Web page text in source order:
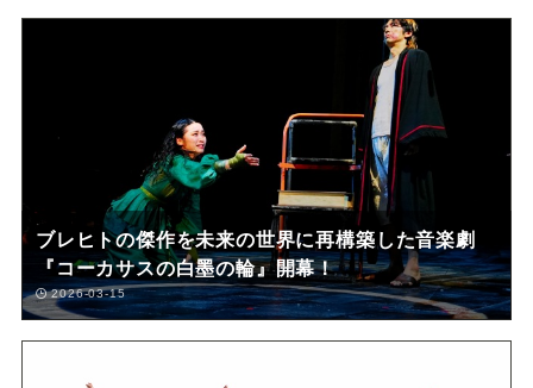
ブレヒトの傑作を未来の世界に再構築した音楽劇
『コーカサスの白墨の輪』開幕！
2026-03-15